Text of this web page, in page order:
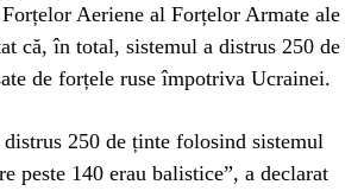
Aeriene al Forțelor Armate ale
că, în total, sistemul a distrus 250 de
de forțele ruse împotriva Ucrainei.
distrus 250 de ținte folosind sistemul
peste 140 erau balistice”, a declarat